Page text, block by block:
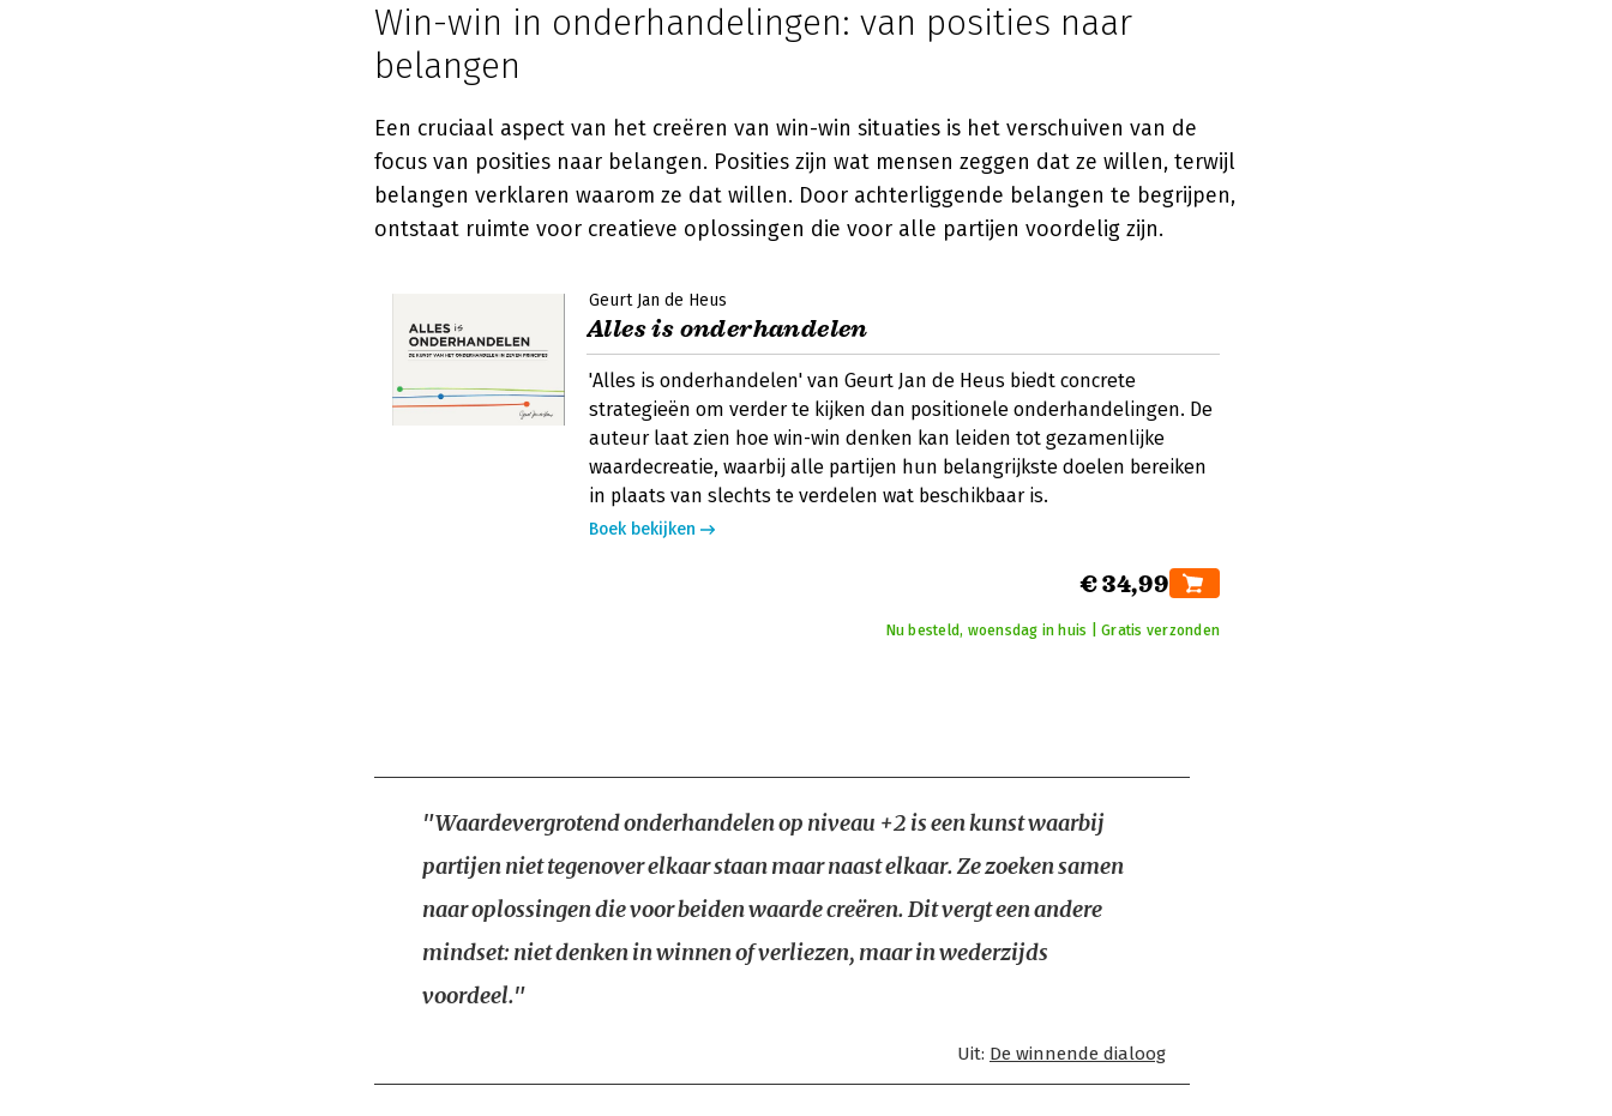
Win-win in onderhandelingen: van posities naar
belangen
Een cruciaal aspect van het creëren van win-win situaties is het verschuiven van de
focus van posities naar belangen. Posities zijn wat mensen zeggen dat ze willen, terwijl
belangen verklaren waarom ze dat willen. Door achterliggende belangen te begrijpen,
ontstaat ruimte voor creatieve oplossingen die voor alle partijen voordelig zijn.
Geurt Jan de Heus
Alles is onderhandelen
'Alles is onderhandelen' van Geurt Jan de Heus biedt concrete
strategieën om verder te kijken dan positionele onderhandelingen. De
auteur laat zien hoe win-win denken kan leiden tot gezamenlijke
waardecreatie, waarbij alle partijen hun belangrijkste doelen bereiken
in plaats van slechts te verdelen wat beschikbaar is.
Boek bekijken
€ 34,99
Nu besteld, woensdag in huis | Gratis verzonden
"Waardevergrotend onderhandelen op niveau +2 is een kunst waarbij
partijen niet tegenover elkaar staan maar naast elkaar. Ze zoeken samen
naar oplossingen die voor beiden waarde creëren. Dit vergt een andere
mindset: niet denken in winnen of verliezen, maar in wederzijds
voordeel."
Uit: De winnende dialoog